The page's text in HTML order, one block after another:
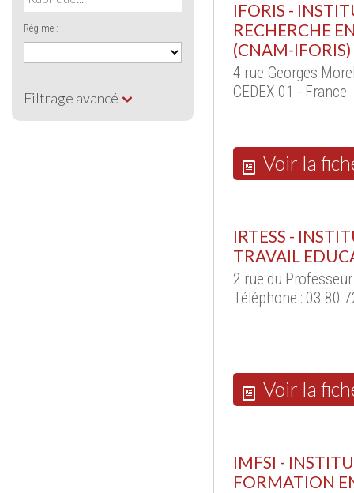
Régime :
Filtrage avancé
IFORIS -
RECHERCHE
(CNAM-IFORIS)
4 rue Georges
CEDEX 01 - France
Voir la
IRTESS -
TRAVAIL
2 rue du
Téléphone : 03 80
Voir la
IMFSI -
FORMATION